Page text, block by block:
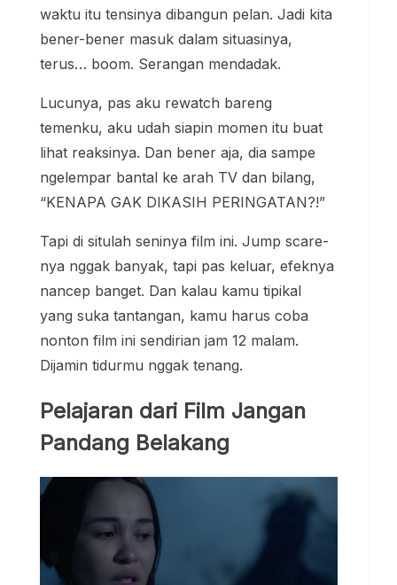
waktu itu tensinya dibangun pelan. Jadi kita
bener-bener masuk dalam situasinya,
terus… boom. Serangan mendadak.
Lucunya, pas aku rewatch bareng
temenku, aku udah siapin momen itu buat
lihat reaksinya. Dan bener aja, dia sampe
ngelempar bantal ke arah TV dan bilang,
“KENAPA GAK DIKASIH PERINGATAN?!”
Tapi di situlah seninya film ini. Jump scare-
nya nggak banyak, tapi pas keluar, efeknya
nancep banget. Dan kalau kamu tipikal
yang suka tantangan, kamu harus coba
nonton film ini sendirian jam 12 malam.
Dijamin tidurmu nggak tenang.
Pelajaran dari Film Jangan
Pandang Belakang